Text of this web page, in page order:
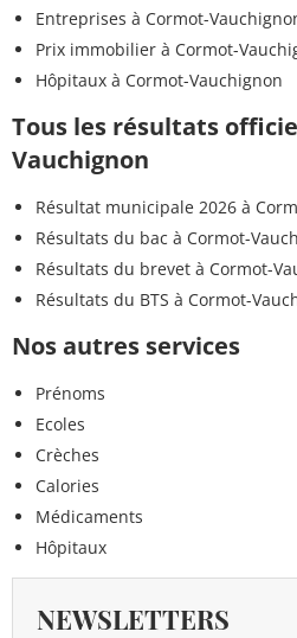
Entreprises à Cormot-
Prix immobilier à Cormot-
Hôpitaux à Cormot-Vauchignon
Tous les résultats
Vauchignon
Résultat municipale 2026 à
Résultats du bac à Cormot-
Résultats du brevet à Cormot-
Résultats du BTS à Cormot-
Nos autres services
Prénoms
Ecoles
Crèches
Calories
Médicaments
Hôpitaux
NEWSLETTERS